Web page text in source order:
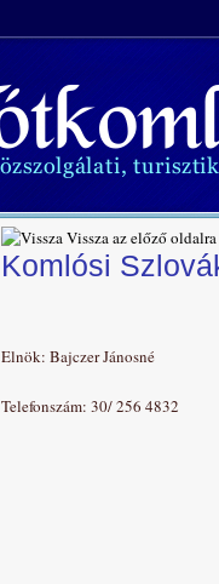
Vissza az előző oldalra
Komlósi
Elnök: Bajczer Jánosné
Telefonszám: 30/ 256 4832